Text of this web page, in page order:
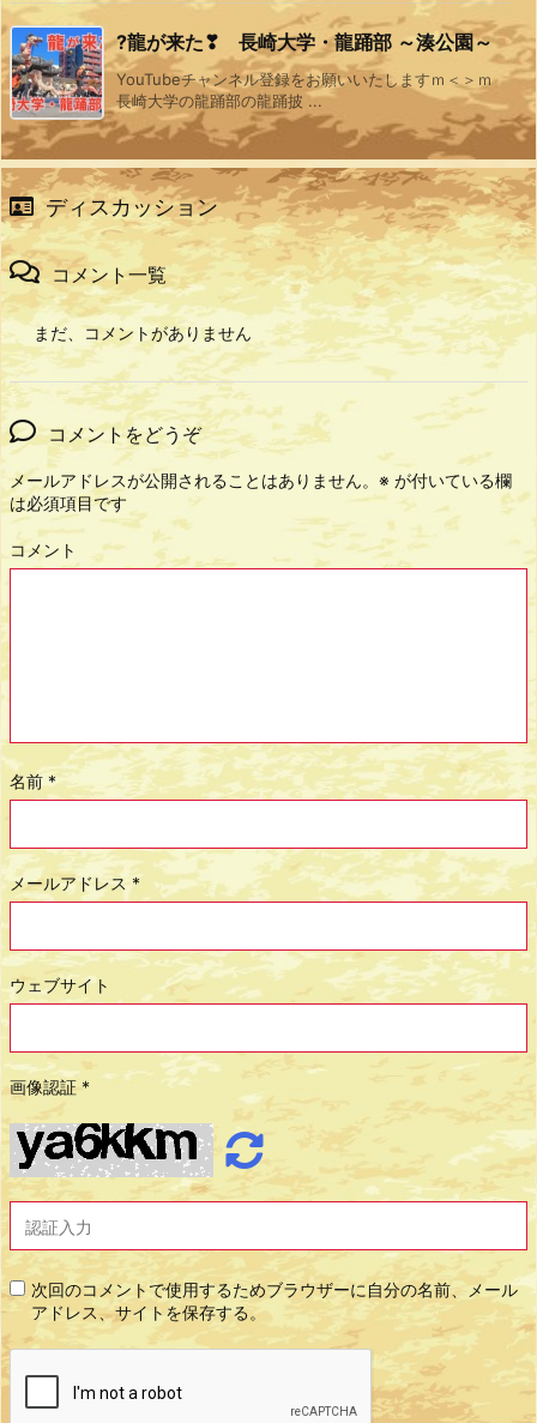
?龍が来た❣ 長崎大学・龍踊部 ～湊公園～
YouTubeチャンネル登録をお願いいたしますｍ＜＞ｍ
長崎大学の龍踊部の龍踊披 ...
ディスカッション
コメント一覧
まだ、コメントがありません
コメントをどうぞ
メールアドレスが公開されることはありません。 ※ が付いている欄
は必須項目です
コメント
名前 *
メールアドレス *
ウェブサイト
画像認証 *
次回のコメントで使用するためブラウザーに自分の名前、メール
アドレス、サイトを保存する。